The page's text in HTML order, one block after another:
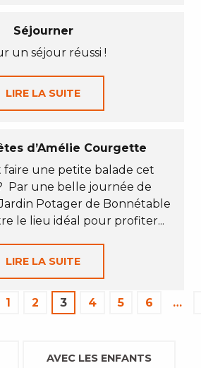
Séjourner
un séjour réussi !
LIRE LA SUITE
d’Amélie Courgette
faire une petite balade cet
Par une belle journée de
Potager de Bonnétable
le lieu idéal pour profiter...
LIRE LA SUITE
1 2 3 4 5 6 …
AVEC LES ENFANTS